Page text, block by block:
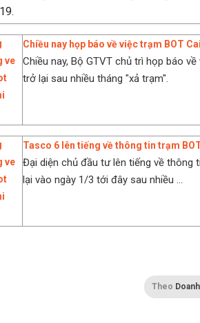
Chiều nay họp báo về việc trạm BOT
Chiều nay, Bộ GTVT chủ trì họp báo
trở lại sau nhiều tháng "xả trạm".
Tasco 6 lên tiếng về thông tin trạm
Đại diện chủ đầu tư lên tiếng về thông
lại vào ngày 1/3 tới đây sau nhiều ...
Theo